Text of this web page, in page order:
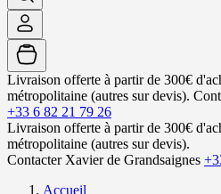
Livraison offerte à partir de 300€
métropolitaine (autres sur devis).
+33 6 82 21 79 26
Livraison offerte à partir de 300€
métropolitaine (autres sur devis).
Contacter Xavier de Grandsaignes
Accueil